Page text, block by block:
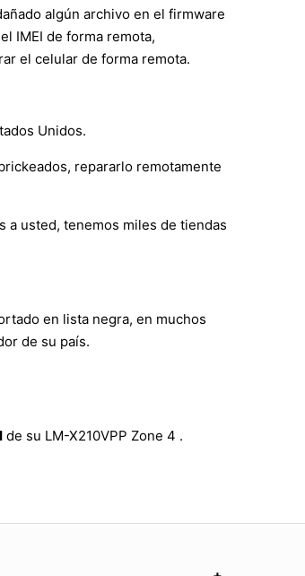
algún archivo en el firmware
IMEI de forma remota,
el celular de forma remota.
Unidos.
repararlo remotamente
a usted, tenemos miles de tiendas
en lista negra, en muchos
de su país.
de su LM-X210VPP Zone 4 .